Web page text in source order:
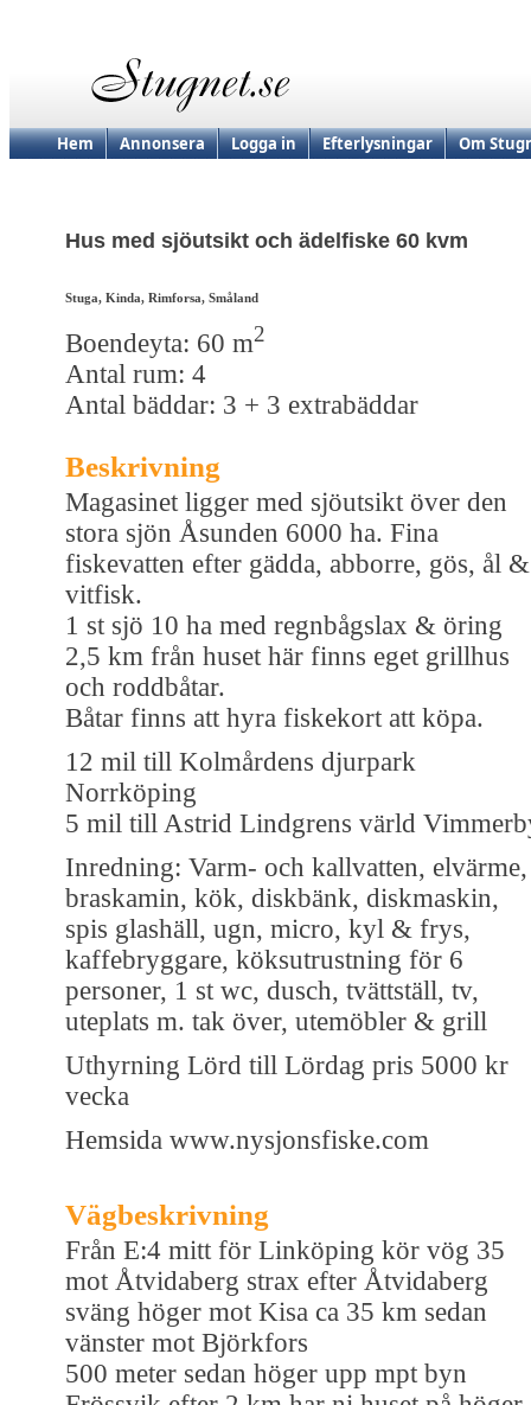
Hem Annonsera Logga in Efterlysningar Om
Hus med sjöutsikt och ädelfiske 60 kvm
Stuga, Kinda, Rimforsa, Småland
Boendeyta: 60 m2
Antal rum: 4
Antal bäddar: 3 + 3 extrabäddar
Beskrivning
Magasinet ligger med sjöutsikt över den
stora sjön Åsunden 6000 ha. Fina
fiskevatten efter gädda, abborre, gös, ål &
vitfisk.
1 st sjö 10 ha med regnbågslax & öring
2,5 km från huset här finns eget grillhus
och roddbåtar.
Båtar finns att hyra fiskekort att köpa.
12 mil till Kolmårdens djurpark
Norrköping
5 mil till Astrid Lindgrens värld
Inredning: Varm- och kallvatten, elvärme,
braskamin, kök, diskbänk, diskmaskin,
spis glashäll, ugn, micro, kyl & frys,
kaffebryggare, köksutrustning för 6
personer, 1 st wc, dusch, tvättställ, tv,
uteplats m. tak över, utemöbler & grill
Uthyrning Lörd till Lördag pris 5000 kr
vecka
Hemsida www.nysjonsfiske.com
Vägbeskrivning
Från E:4 mitt för Linköping kör vög 35
mot Åtvidaberg strax efter Åtvidaberg
sväng höger mot Kisa ca 35 km sedan
vänster mot Björkfors
500 meter sedan höger upp mpt byn